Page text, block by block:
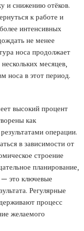
и снижению отёков.
к работе и
интенсивных
не менее
носа продолжает
месяцев,
носа в этот период.
высокий процент
как
операции.
в зависимости от
строение
планирование,
это ключевые
Регулярные
процесс
желаемого